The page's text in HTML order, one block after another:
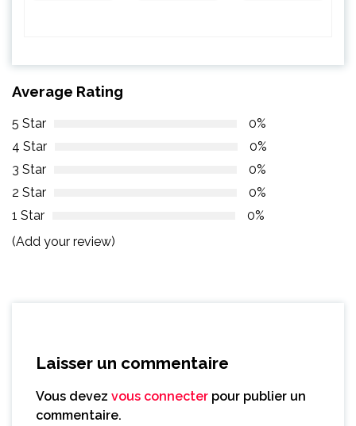
Average Rating
5 Star
0%
4 Star
0%
3 Star
0%
2 Star
0%
1 Star
0%
(Add your review)
Laisser un commentaire
Vous devez vous connecter pour publier un
commentaire.